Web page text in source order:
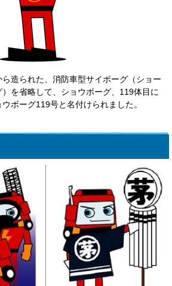
造られた、消防車型サイボーグ（ショー
を省略して、ショウボーグ、119体目に
ボーグ119号と名付けられました。